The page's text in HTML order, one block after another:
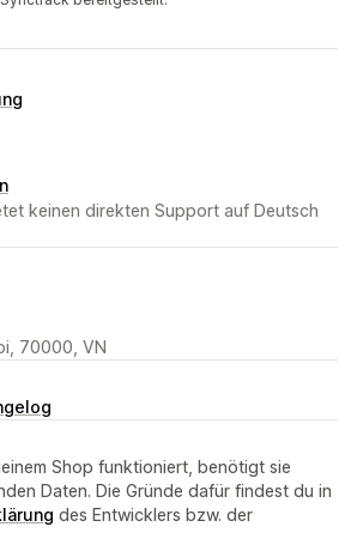
keinen direkten Support auf Deutsch
70000, VN
Shop funktioniert, benötigt sie
Daten. Die Gründe dafür findest du in
des Entwicklers bzw. der